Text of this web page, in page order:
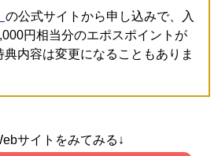
の公式サイトから申し込みで、入
円相当分のエポスポイントが
内容は変更になることもありま
サイトをみてみる↓